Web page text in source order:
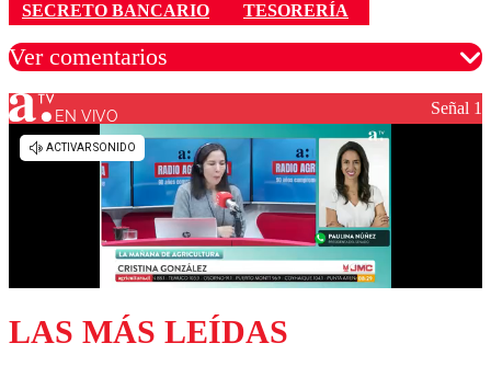
SECRETO BANCARIO
TESORERÍA
Ver comentarios
Los comentarios son moderados para garantizar un
diálogo respetuoso.
EN VIVO Señal 1
LAS MÁS LEÍDAS